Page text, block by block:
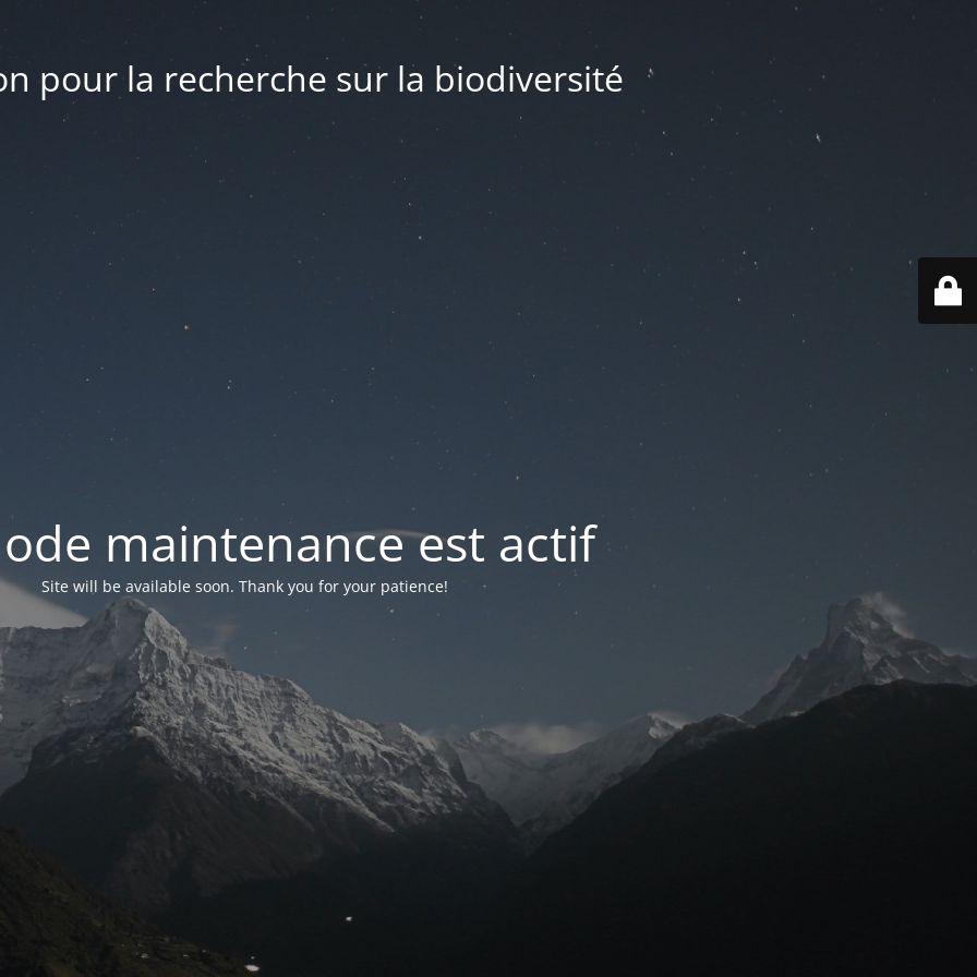
pour la recherche sur la biodiversité
maintenance est actif
Site will be available soon. Thank you for your patience!